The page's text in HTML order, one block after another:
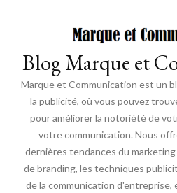
Blog Marque et
Marque et Communication est un
la publicité, où vous pouvez
pour améliorer la notoriété de
votre communication. Nous
dernières tendances du
de branding, les techniques
de la communication